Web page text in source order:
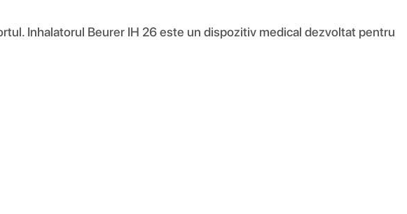
Inhalatorul Beurer IH 26 este un dispozitiv medical dezvoltat pentru